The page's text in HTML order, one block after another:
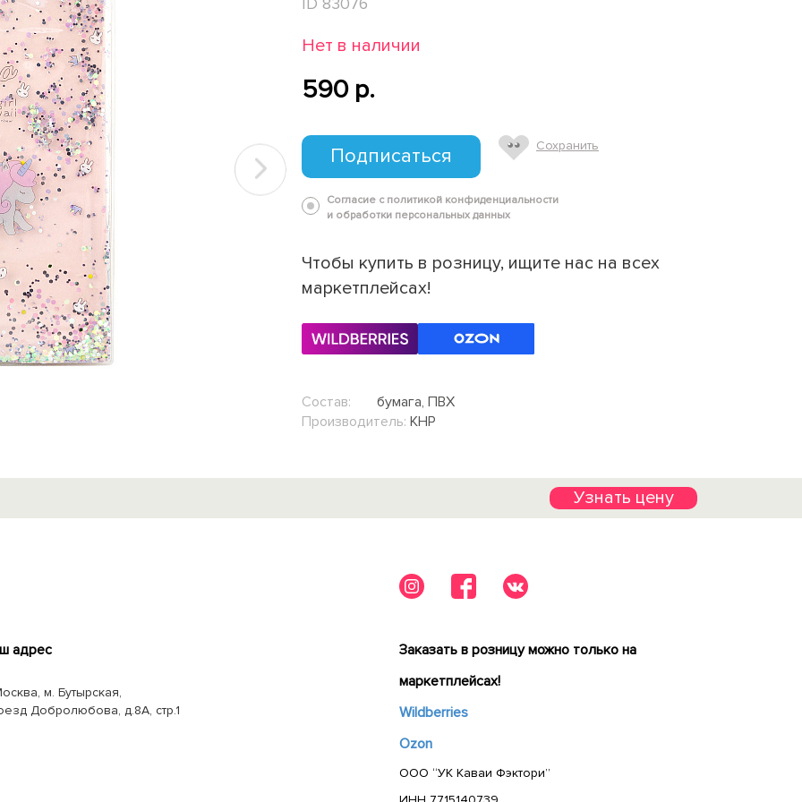
Нет в наличии
590 p.
Подписаться Сохранить
Согласие с политикой конфиденциальности
и обработки персональных данных
Чтобы купить в розницу, ищите нас на всех
маркетплейсах!
Состав:
бумага, ПВХ
Производитель: КНР
Узнать цену
адрес
м. Бутырская,
Добролюбова, д.8А, стр.1
Заказать в розницу можно только на
маркетплейсах!
Wildberries
Ozon
ООО “УК Каваи Фэктори”